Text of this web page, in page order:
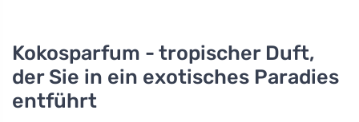
Kokosparfum - tropischer Duft,
der Sie in ein exotisches Paradies
entführt